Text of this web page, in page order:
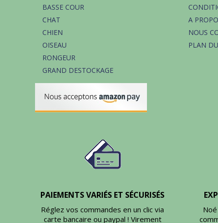
BASSE COUR
CHAT
CHIEN
OISEAU
RONGEUR
GRAND DESTOCKAGE
A
NOUS
PLAN
PAIEMENTS VARIÉS ET SÉCURISÉS
Réglez vos commandes en un clic via
carte bancaire ou paypal ! Virement